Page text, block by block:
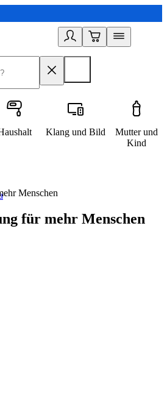
Klang und Bild
Mutter und
Kind
für mehr Menschen